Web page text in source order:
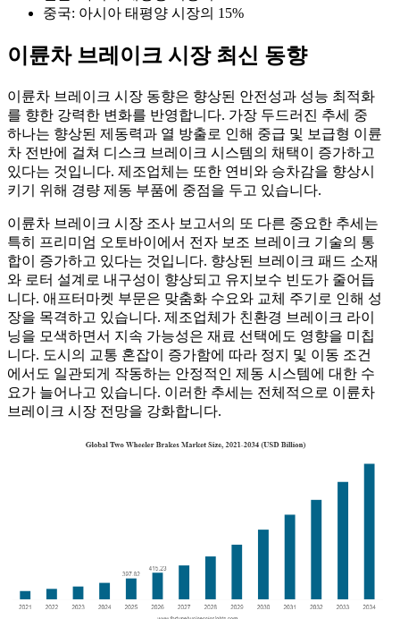
중국: 아시아 태평양 시장의 15%
이륜차 브레이크 시장 최신 동향
이륜차 브레이크 시장 동향은 향상된 안전성과 성능 최적화
를 향한 강력한 변화를 반영합니다. 가장 두드러진 추세 중
하나는 향상된 제동력과 열 방출로 인해 중급 및 보급형 이륜
차 전반에 걸쳐 디스크 브레이크 시스템의 채택이 증가하고
있다는 것입니다. 제조업체는 또한 연비와 승차감을 향상시
키기 위해 경량 제동 부품에 중점을 두고 있습니다.
이륜차 브레이크 시장 조사 보고서의 또 다른 중요한 추세는
특히 프리미엄 오토바이에서 전자 보조 브레이크 기술의 통
합이 증가하고 있다는 것입니다. 향상된 브레이크 패드 소재
와 로터 설계로 내구성이 향상되고 유지보수 빈도가 줄어듭
니다. 애프터마켓 부문은 맞춤화 수요와 교체 주기로 인해 성
장을 목격하고 있습니다. 제조업체가 친환경 브레이크 라이
닝을 모색하면서 지속 가능성은 재료 선택에도 영향을 미칩
니다. 도시의 교통 혼잡이 증가함에 따라 정지 및 이동 조건
에서도 일관되게 작동하는 안정적인 제동 시스템에 대한 수
요가 늘어나고 있습니다. 이러한 추세는 전체적으로 이륜차
브레이크 시장 전망을 강화합니다.